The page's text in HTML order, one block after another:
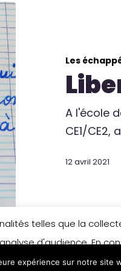
Les
A l'école
CE1/CE2,
12 avril 2021
telles que la
d'audience. En
matière de cookies,
expérience sur notre